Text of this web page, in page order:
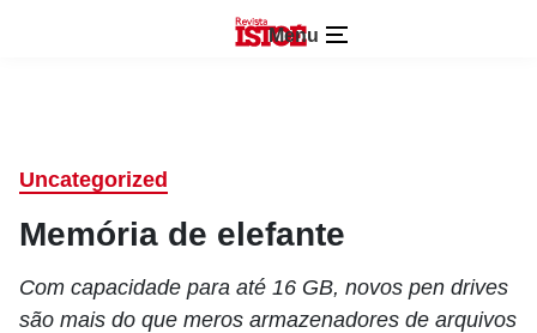
Menu
Uncategorized
Memória de elefante
Com capacidade para até 16 GB, novos pen drives
são mais do que meros armazenadores de arquivos